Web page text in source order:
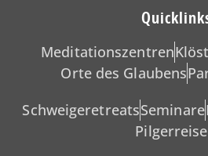
Meditationszentren
Orte des Glaubens
SchweigeretreatsSeminare